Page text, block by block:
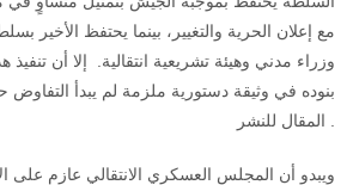
مع إعلان الحرية والتغيير، بينما يحتفظ
وزراء مدني وهيئة تشريعية انتقالية. إلا أن تنفيذ
بنوده في وثيقة دستورية ملزمة لم يبدأ التفاوض
ويبدو أن المجلس العسكري الانتقالي عازم على